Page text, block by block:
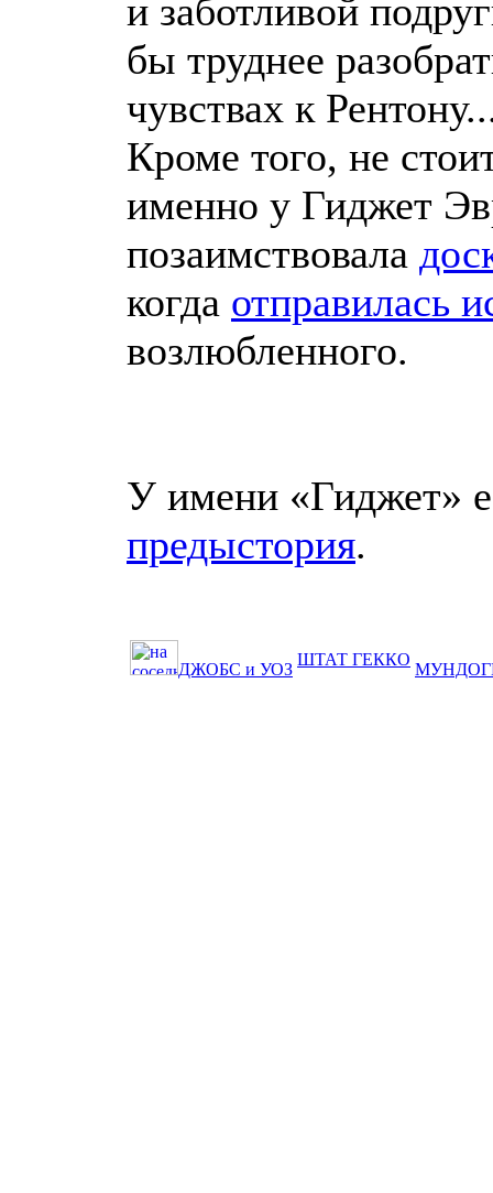
и заботливой
бы труднее
чувствах к
Кроме того, не
именно у Гиджет
позаимствовала
когда отправилась
возлюбленного.
У имени «Гиджет»
предыстория.
ДЖОБС и УОЗ
ШТАТ ГЕККО